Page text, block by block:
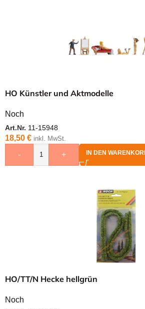
HO Künstler und Aktmodelle
Noch
Art.Nr. 11-15948
18,50 € inkl. MwSt.
- + IN DEN
HO/TT/N Hecke hellgrün
Noch